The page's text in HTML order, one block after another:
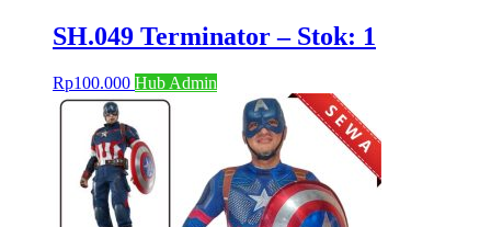
SH.049 Terminator – Stok: 1
Rp100.000 Hub Admin